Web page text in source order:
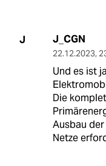
J J_CGN
22.12.2023,
Und es ist
Die
Ausbau
Netze